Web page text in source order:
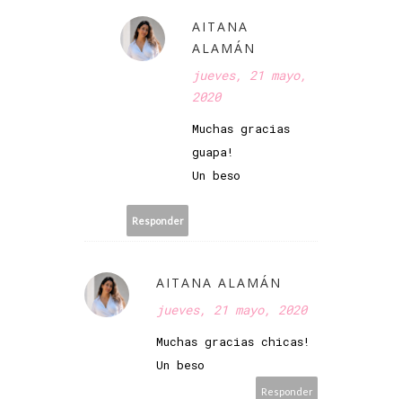
AITANA
ALAMÁN
jueves, 21 mayo,
2020
Muchas gracias
guapa!
Un beso
Responder
AITANA ALAMÁN
jueves, 21 mayo, 2020
Muchas gracias chicas!
Un beso
Responder